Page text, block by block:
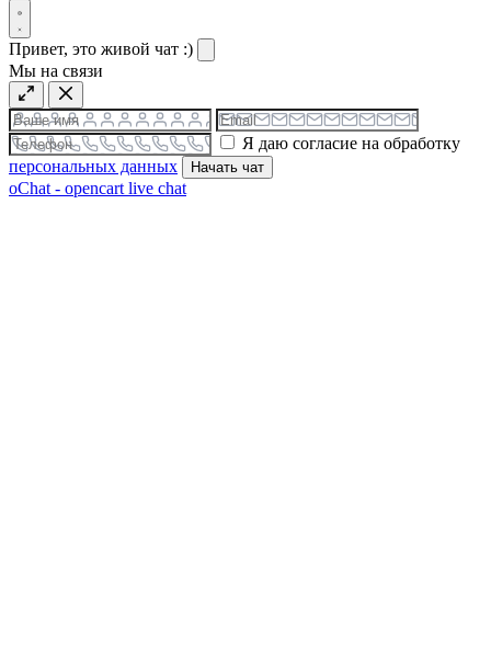
Привет, это живой чат :)
Мы на связи
Я даю согласие на обработку
персональных данных
Начать чат
oChat - opencart live chat